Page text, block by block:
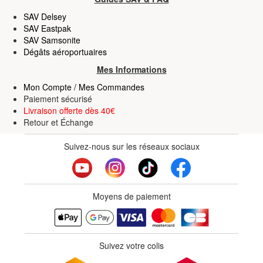
SAV Delsey
SAV Eastpak
SAV Samsonite
Dégâts aéroportuaires
Mes Informations
Mon Compte / Mes Commandes
Paiement sécurisé
Livraison offerte dès 40€
Retour et Échange
Suivez-nous sur les réseaux sociaux
Moyens de paiement
Suivez votre colis